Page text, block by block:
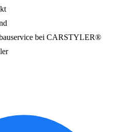
bei CARSTYLER®